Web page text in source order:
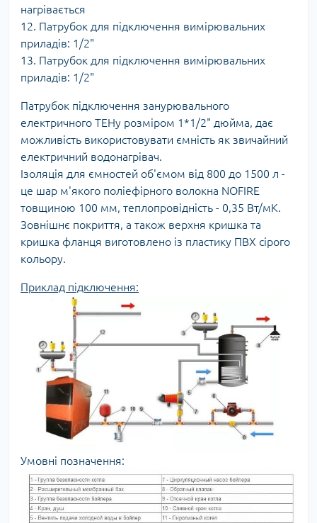
нагрівається
12. Патрубок для підключення вимірювальних
приладів: 1/2"
13. Патрубок для підключення вимірювальних
приладів: 1/2"
Патрубок підключення занурювального
електричного ТЕНу розміром 1*1/2" дюйма, дає
можливість використовувати ємність як звичайний
електричний водонагрівач.
Ізоляція для ємностей об'ємом від 800 до 1500 л -
це шар м'якого поліефірного волокна NOFIRE
товщиною 100 мм, теплопровідність - 0,35 Вт/мК.
Зовнішнє покриття, а також верхня кришка та
кришка фланця виготовлено із пластику ПВХ сірого
кольору.
Приклад підключення:
Умовні позначення: